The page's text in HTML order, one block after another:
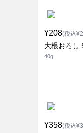
¥208(税込
大根おろし
40g
¥358(税込